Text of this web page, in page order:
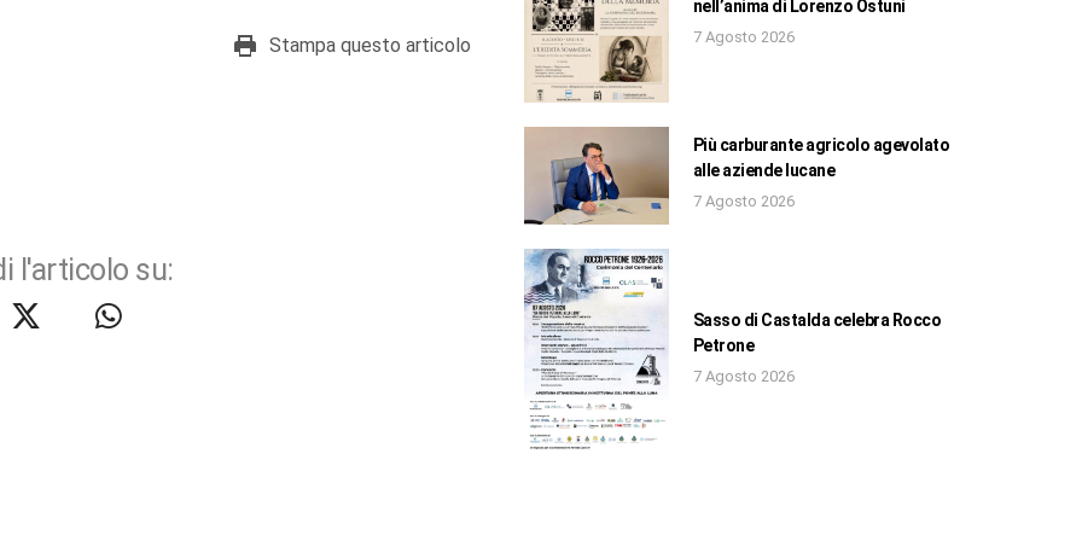
Stampa questo articolo
l'articolo su:
nell’anima di Lorenzo Ostuni
7 Agosto 2026
Più carburante agricolo agevolato
alle aziende lucane
7 Agosto 2026
Sasso di Castalda celebra Rocco
Petrone
7 Agosto 2026